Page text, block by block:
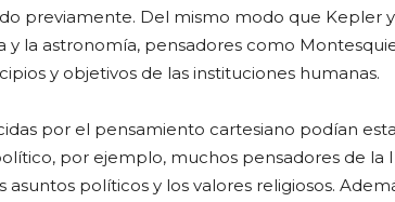
previamente. Del mismo modo que Kepler
y la astronomía, pensadores como
y objetivos de las instituciones humanas.
por el pensamiento cartesiano podían
por ejemplo, muchos pensadores de la
políticos y los valores religiosos.